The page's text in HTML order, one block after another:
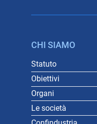
CHI SIAMO
Statuto
Obiettivi
Organi
Le società